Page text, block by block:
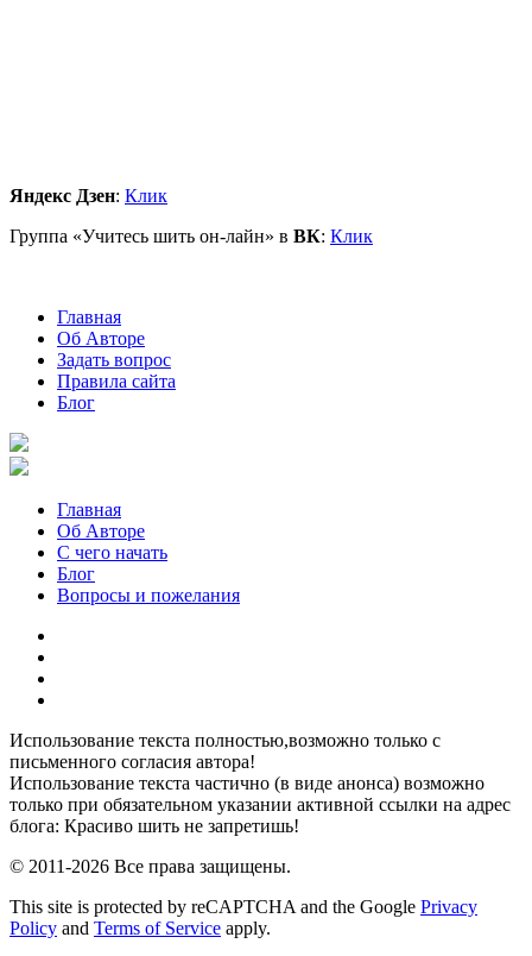
Яндекс Дзен: Клик
Группа «Учитесь шить он-лайн» в ВК: Клик
Главная
Об Авторе
Задать вопрос
Правила сайта
Блог
Главная
Об Авторе
С чего начать
Блог
Вопросы и пожелания
Использование текста полностью,возможно только с
письменного согласия автора!
Использование текста частично (в виде анонса) возможно
только при обязательном указании активной ссылки на адрес
блога: Красиво шить не запретишь!
© 2011-2026 Все права защищены.
This site is protected by reCAPTCHA and the Google Privacy
Policy and Terms of Service apply.